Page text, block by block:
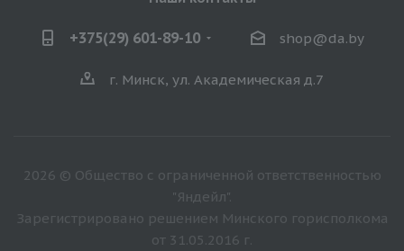
+375(29) 601-89-10 shop@da.by
г. Минск, ул. Академическая д.7
2026 © Общество с ограниченной ответственностью
"Яндейл".
Зарегистрировано решением Минского горисполкома
от 31.05.2016 г.